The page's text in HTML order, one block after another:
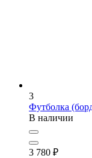
3
Футболка
В наличии
3 780 ₽